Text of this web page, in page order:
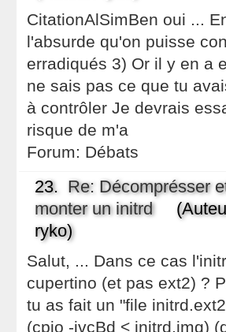
CitationAlSimBen oui ...
l'absurde qu'on puisse
erradiqués 3) Or il y en a
ne sais pas ce que tu
à contrôler Je devrais
risque de m'a
Forum: Débats
23. Re: Décomprésser
monter un initrd
ryko)
Salut, ... Dans ce cas
cupertino (et pas ext2) ?
tu as fait un "file
(cpio -ivcBd < initrd.img)